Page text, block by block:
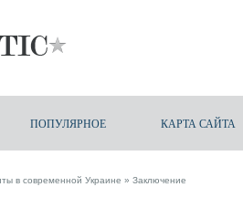
ПОПУЛЯРНОЕ КАРТА САЙТА
в современной Украине » Заключение